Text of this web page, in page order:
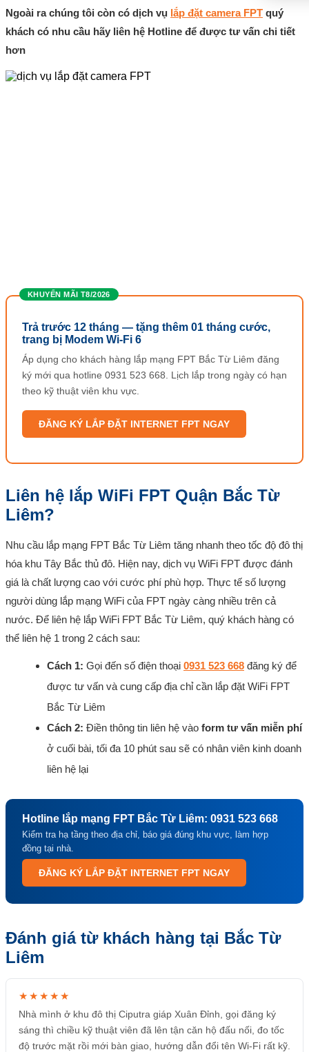
Ngoài ra chúng tôi còn có dịch vụ lắp đặt camera FPT quý
khách có nhu cầu hãy liên hệ Hotline để được tư vấn chi tiết
hơn
KHUYẾN MÃI T8/2026
Trả trước 12 tháng — tặng thêm 01 tháng cước,
trang bị Modem Wi-Fi 6
Áp dụng cho khách hàng lắp mạng FPT Bắc Từ Liêm đăng
ký mới qua hotline 0931 523 668. Lịch lắp trong ngày có hạn
theo kỹ thuật viên khu vực.
ĐĂNG KÝ LẮP ĐẶT INTERNET FPT NGAY
Liên hệ lắp WiFi FPT Quận Bắc Từ
Liêm?
Nhu cầu lắp mạng FPT Bắc Từ Liêm tăng nhanh theo tốc độ đô thị
hóa khu Tây Bắc thủ đô. Hiện nay, dịch vụ WiFi FPT được đánh
giá là chất lượng cao với cước phí phù hợp. Thực tế số lượng
người dùng lắp mạng WiFi của FPT ngày càng nhiều trên cả
nước. Để liên hệ lắp WiFi FPT Bắc Từ Liêm, quý khách hàng có
thể liên hệ 1 trong 2 cách sau:
Cách 1: Gọi đến số điện thoại 0931 523 668 đăng ký để
được tư vấn và cung cấp địa chỉ cần lắp đặt WiFi FPT
Bắc Từ Liêm
Cách 2: Điền thông tin liên hệ vào form tư vấn miễn phí
ở cuối bài, tối đa 10 phút sau sẽ có nhân viên kinh doanh
liên hệ lại
Hotline lắp mạng FPT Bắc Từ Liêm: 0931 523 668
Kiểm tra hạ tầng theo địa chỉ, báo giá đúng khu vực, làm hợp
đồng tại nhà.
ĐĂNG KÝ LẮP ĐẶT INTERNET FPT NGAY
Đánh giá từ khách hàng tại Bắc Từ
Liêm
★★★★★
Nhà mình ở khu đô thị Ciputra giáp Xuân Đỉnh, gọi đăng ký
sáng thì chiều kỹ thuật viên đã lên tận căn hộ đấu nối, đo tốc
độ trước mặt rồi mới bàn giao, hướng dẫn đổi tên Wi-Fi rất kỹ.